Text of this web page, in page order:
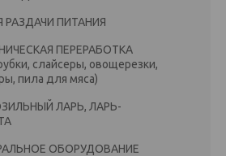
РАЗДАЧИ ПИТАНИЯ
ПЕРЕРАБОТКА
слайсеры, овощерезки,
пила для мяса)
ЛАРЬ, ЛАРЬ-
ОБОРУДОВАНИЕ